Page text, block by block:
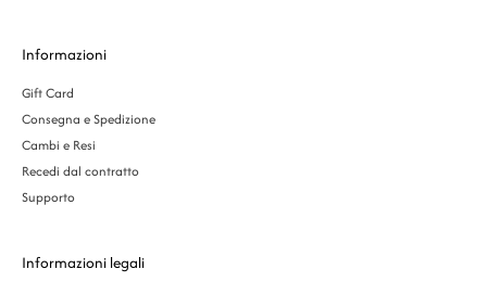
Informazioni
Gift Card
Consegna e Spedizione
Cambi e Resi
Recedi dal contratto
Supporto
Informazioni legali